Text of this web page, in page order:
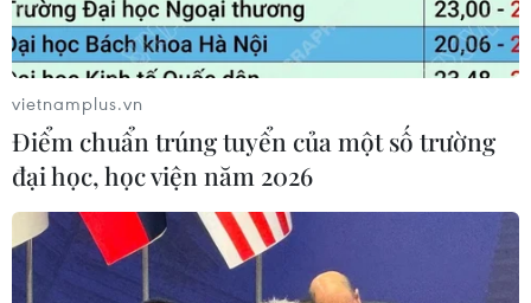
07/08/2026 10:29
thơ giữa điện ảnh và văn học
07/08/2026 09:22
Bản Lồng - nơi văn hóa Mông hòa
nhịp cùng du lịch cộng đồng giữa
vietnamplus.vn
Điểm chuẩn trúng tuyển của một số trường
đại học, học viện năm 2026